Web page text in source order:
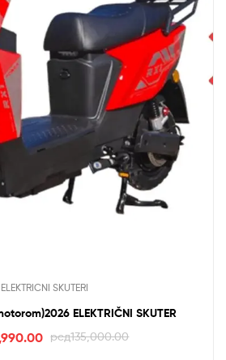
ELEKTRICNI SKUTERI
ELEKTRIČNI SKUTER
рсд135,000.00
Оригинална
Тренутна